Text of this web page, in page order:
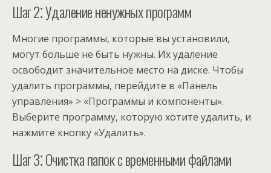
Шаг 2⁚ Удаление ненужных программ
Многие программы‚ которые вы установили‚
могут больше не быть нужны. Их удаление
освободит значительное место на диске. Чтобы
удалить программы‚ перейдите в «Панель
управления» > «Программы и компоненты».
Выберите программу‚ которую хотите удалить‚ и
нажмите кнопку «Удалить».
Шаг 3⁚ Очистка папок с временными файлами